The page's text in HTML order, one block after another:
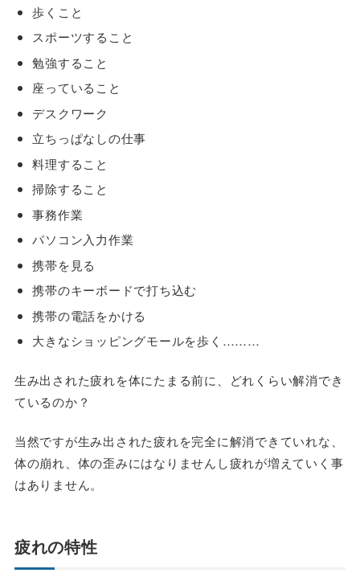
歩くこと
スポーツすること
勉強すること
座っていること
デスクワーク
立ちっぱなしの仕事
料理すること
掃除すること
事務作業
パソコン入力作業
携帯を見る
携帯のキーボードで打ち込む
携帯の電話をかける
大きなショッピングモールを歩く………
生み出された疲れを体にたまる前に、どれくらい解消でき
ているのか？
当然ですが生み出された疲れを完全に解消できていれな、
体の崩れ、体の歪みにはなりませんし疲れが増えていく事
はありません。
疲れの特性